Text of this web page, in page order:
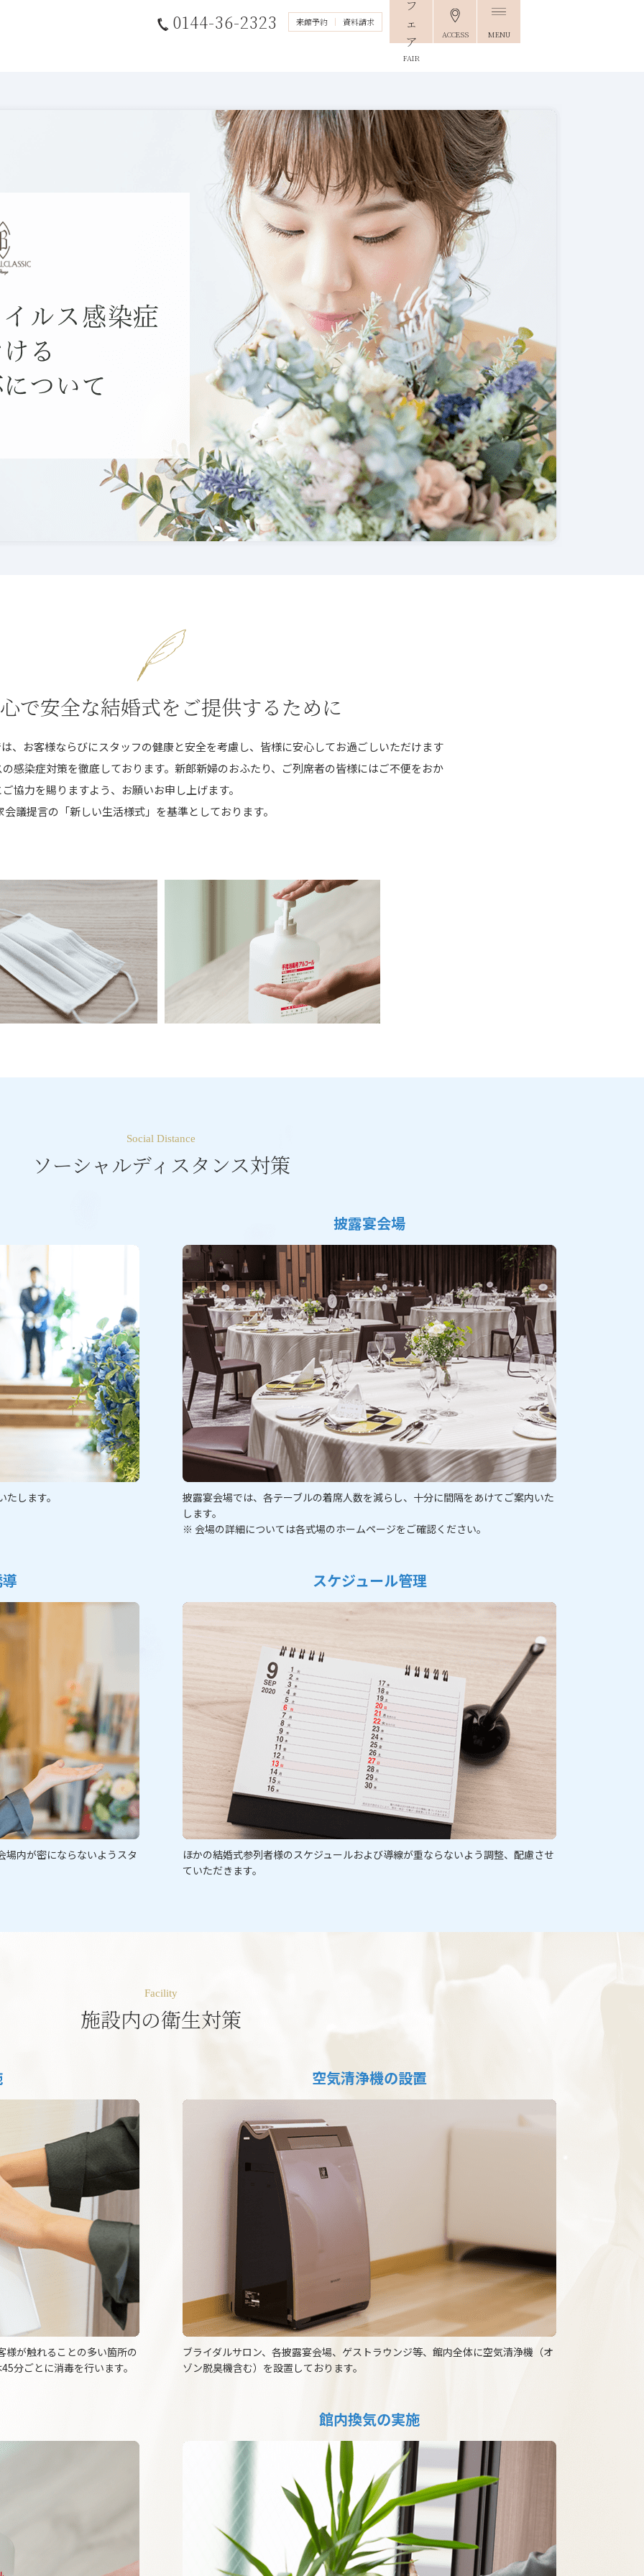
0144-36-2323 来館予約 資料請求
FAIR
ACCESS MENU
で安全な結婚式をご提供するために
、お客様ならびにスタッフの健康と安全を考慮し、皆様に安心してお過ごしいただけます
感染症対策を徹底しております。新郎新婦のおふたり、ご列席者の皆様にはご不便をおか
協力を賜りますよう、お願いお申し上げます。
議提言の「新しい生活様式」を基準としております。
Social Distance
ソーシャルディスタンス対策
します。
披露宴会場
披露宴会場では、各テーブルの着席人数を減らし、十分に間隔をあけてご案内いた
します。
※ 会場の詳細については各式場のホームページをご確認ください。
場内が密にならないようスタ
スケジュール管理
ほかの結婚式参列者様のスケジュールおよび導線が重ならないよう調整、配慮させ
ていただきます。
Facility
施設内の衛生対策
様が触れることの多い箇所の
分ごとに消毒を行います。
空気清浄機の設置
ブライダルサロン、各披露宴会場、ゲストラウンジ等、館内全体に空気清浄機（オ
ゾン脱臭機含む）を設置しております。
館内換気の実施